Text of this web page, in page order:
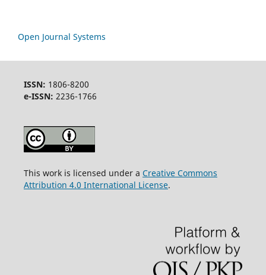
Open Journal Systems
ISSN: 1806-8200
e-ISSN: 2236-1766
This work is licensed under a Creative Commons
Attribution 4.0 International License.